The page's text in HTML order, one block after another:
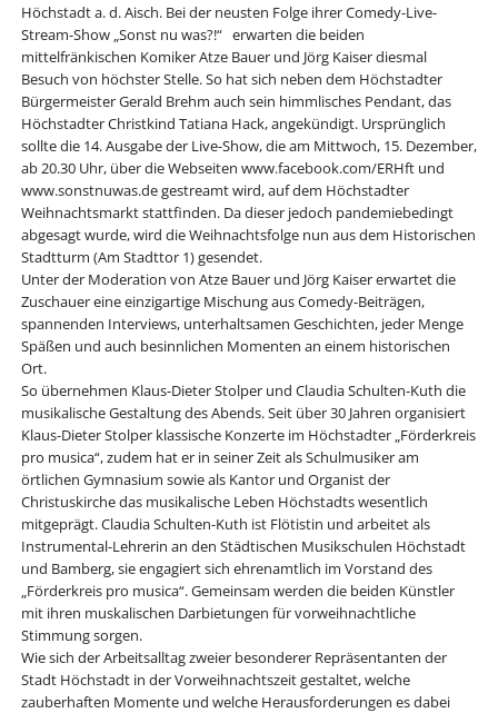
Höchstadt a. d. Aisch. Bei der neusten Folge ihrer Comedy-Live-
Stream-Show „Sonst nu was?!“ erwarten die beiden
mittelfränkischen Komiker Atze Bauer und Jörg Kaiser diesmal
Besuch von höchster Stelle. So hat sich neben dem Höchstadter
Bürgermeister Gerald Brehm auch sein himmlisches Pendant, das
Höchstadter Christkind Tatiana Hack, angekündigt. Ursprünglich
sollte die 14. Ausgabe der Live-Show, die am Mittwoch, 15. Dezember,
ab 20.30 Uhr, über die Webseiten www.facebook.com/ERHft und
www.sonstnuwas.de gestreamt wird, auf dem Höchstadter
Weihnachtsmarkt stattfinden. Da dieser jedoch pandemiebedingt
abgesagt wurde, wird die Weihnachtsfolge nun aus dem Historischen
Stadtturm (Am Stadttor 1) gesendet.
Unter der Moderation von Atze Bauer und Jörg Kaiser erwartet die
Zuschauer eine einzigartige Mischung aus Comedy-Beiträgen,
spannenden Interviews, unterhaltsamen Geschichten, jeder Menge
Späßen und auch besinnlichen Momenten an einem historischen
Ort.
So übernehmen Klaus-Dieter Stolper und Claudia Schulten-Kuth die
musikalische Gestaltung des Abends. Seit über 30 Jahren organisiert
Klaus-Dieter Stolper klassische Konzerte im Höchstadter „Förderkreis
pro musica“, zudem hat er in seiner Zeit als Schulmusiker am
örtlichen Gymnasium sowie als Kantor und Organist der
Christuskirche das musikalische Leben Höchstadts wesentlich
mitgeprägt. Claudia Schulten-Kuth ist Flötistin und arbeitet als
Instrumental-Lehrerin an den Städtischen Musikschulen Höchstadt
und Bamberg, sie engagiert sich ehrenamtlich im Vorstand des
„Förderkreis pro musica“. Gemeinsam werden die beiden Künstler
mit ihren muskalischen Darbietungen für vorweihnachtliche
Stimmung sorgen.
Wie sich der Arbeitsalltag zweier besonderer Repräsentanten der
Stadt Höchstadt in der Vorweihnachtszeit gestaltet, welche
zauberhaften Momente und welche Herausforderungen es dabei